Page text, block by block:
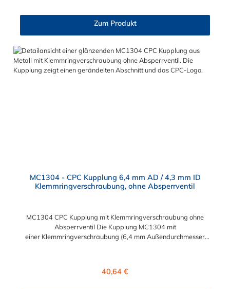
Kupplungen der PMC-, PMC12- und MC- Serie kombinieren.
Zum Produkt
MC1304 - CPC Kupplung 6,4 mm AD / 4,3 mm ID
Klemmringverschraubung, ohne Absperrventil
MC1304 CPC Kupplung mit Klemmringverschraubung ohne
Absperrventil Die Kupplung MC1304 mit
einer Klemmringverschraubung (6,4 mm Außendurchmesser
von ≈ 7,9 mm. Sie können diese Kupplung mit allen Steckern der
Regulärer Preis:
40,64 €